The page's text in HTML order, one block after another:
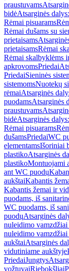
praustuvams
bidėAtsarginės
Rėmai pisuarams
Rėmai dušams su
prietaisams
prietaisamsRėmai
Rėmai skalbyklėms
apkrovomsPriedai
PriedaiSieninės
sistemomsNuotekų
rėmaiAtsarginės
puodamsAtsarginės
praustuvams
bidėAtsarginės
Rėmai pisuarams
dušamsPriedaiWC
elementamsIšoriniai
plastikoAtsarginės
plastikoMontuojami
ant WC puodų
aukštaiKabantis
Kabantis žemai ir
puodams, iš
WC puodams, iš
puodųAtsarginės
nuleidimo
nuleidimo
aukštaiAtsarginės
vidutiniame aukštyje
PriedaiJungtys
vožtuvaiRiebokšliai